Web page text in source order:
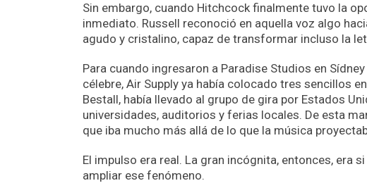
Sin embargo, cuando Hitchcock finalmente tuvo la
inmediato. Russell reconoció en aquella voz algo
agudo y cristalino, capaz de transformar incluso la
Para cuando ingresaron a Paradise Studios en
célebre, Air Supply ya había colocado tres sencillos
Bestall, había llevado al grupo de gira por Estados
universidades, auditorios y ferias locales. De esta
que iba mucho más allá de lo que la música
El impulso era real. La gran incógnita, entonces, era
ampliar ese fenómeno.